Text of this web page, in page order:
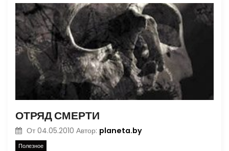
ОТРЯД СМЕРТИ
От 04.05.2010 Автор: planeta.by
Полезное